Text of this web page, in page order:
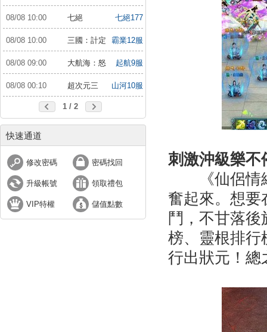
戰略版
服
08/08 10:00
七絕
七絕177
服
08/08 10:00
三國：計定
山河
霸業12服
08/08 09:00
大航海：怒
海遠征
起航9服
08/08 00:10
超次元三
國：儲值送10倍
山河10服
1 / 2
快速通道
修改密碼 密碼找回
升級帳號 領取禮包
VIP特權 儲值點數
刺激沖級樂不
《仙侶情緣
奮起來。想要
鬥，不甘落
榜、靈根排行
行出狀元！總